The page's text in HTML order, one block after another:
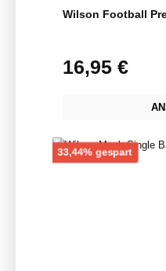
Wilson Football
Regulärer Preis:
16,95 €
33,44% gespart Rabatt